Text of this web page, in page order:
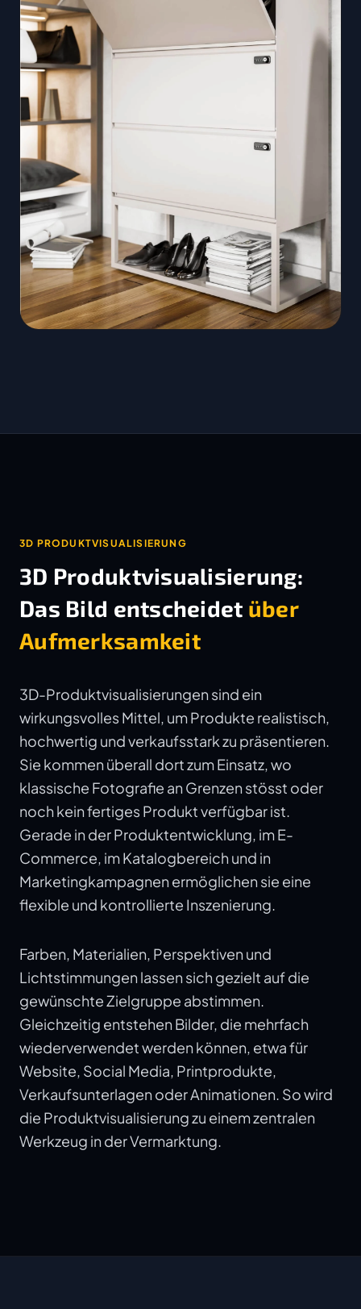
3D PRODUKTVISUALISIERUNG
3D Produktvisualisierung:
Das Bild entscheidet über
Aufmerksamkeit
3D-Produktvisualisierungen sind ein
wirkungsvolles Mittel, um Produkte realistisch,
hochwertig und verkaufsstark zu präsentieren.
Sie kommen überall dort zum Einsatz, wo
klassische Fotografie an Grenzen stösst oder
noch kein fertiges Produkt verfügbar ist.
Gerade in der Produktentwicklung, im E-
Commerce, im Katalogbereich und in
Marketingkampagnen ermöglichen sie eine
flexible und kontrollierte Inszenierung.
Farben, Materialien, Perspektiven und
Lichtstimmungen lassen sich gezielt auf die
gewünschte Zielgruppe abstimmen.
Gleichzeitig entstehen Bilder, die mehrfach
wiederverwendet werden können, etwa für
Website, Social Media, Printprodukte,
Verkaufsunterlagen oder Animationen. So wird
die Produktvisualisierung zu einem zentralen
Werkzeug in der Vermarktung.